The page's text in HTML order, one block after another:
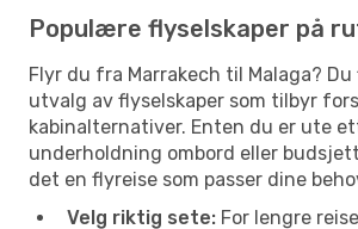
Populære flyselskaper på
Flyr du fra Marrakech til Malaga?
utvalg av flyselskaper som tilbyr
kabinalternativer. Enten du er ute
underholdning ombord eller
det en flyreise som passer dine
Velg riktig sete: For lengre